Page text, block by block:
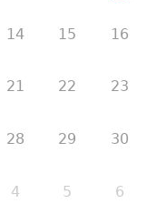
14 15 16
21 22 23
28 29 30
4 5 6